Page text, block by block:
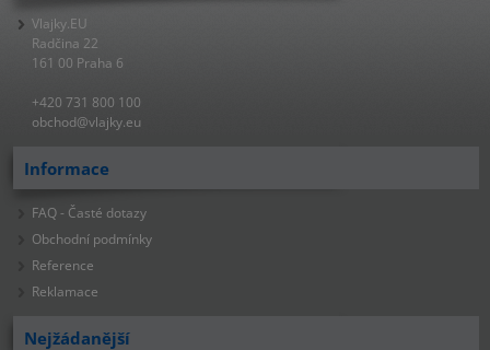
Vlajky.EU
Radčina 22
161 00 Praha 6
+420 731 800 100
obchod@vlajky.eu
Informace
FAQ - Časté dotazy
Obchodní podmínky
Reference
Reklamace
Nejžádanější